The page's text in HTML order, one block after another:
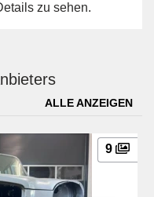
zu sehen.
ALLE ANZEIGEN
9